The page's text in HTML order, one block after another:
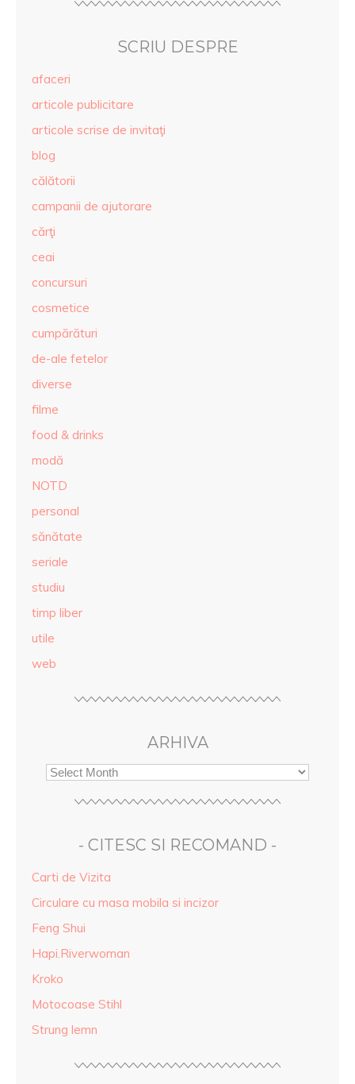
SCRIU DESPRE
afaceri
articole publicitare
articole scrise de invitaţi
blog
călătorii
campanii de ajutorare
cărţi
ceai
concursuri
cosmetice
cumpărături
de-ale fetelor
diverse
filme
food & drinks
modă
NOTD
personal
sănătate
seriale
studiu
timp liber
utile
web
ARHIVA
- CITESC SI RECOMAND -
Carti de Vizita
Circulare cu masa mobila si incizor
Feng Shui
Hapi.Riverwoman
Kroko
Motocoase Stihl
Strung lemn